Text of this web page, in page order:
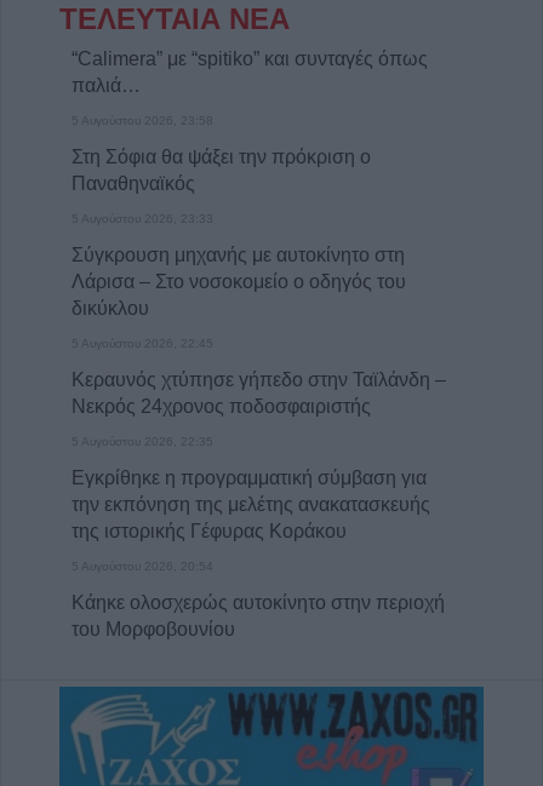
ΤΕΛΕΥΤΑΙΑ ΝΕΑ
“Calimera” με “spitiko” και συνταγές όπως
παλιά…
5 Αυγούστου 2026, 23:58
Στη Σόφια θα ψάξει την πρόκριση ο
Παναθηναϊκός
5 Αυγούστου 2026, 23:33
Σύγκρουση μηχανής με αυτοκίνητο στη
Λάρισα – Στο νοσοκομείο ο οδηγός του
δικύκλου
5 Αυγούστου 2026, 22:45
Κεραυνός χτύπησε γήπεδο στην Ταϊλάνδη –
Νεκρός 24χρονος ποδοσφαιριστής
5 Αυγούστου 2026, 22:35
Εγκρίθηκε η προγραμματική σύμβαση για
την εκπόνηση της μελέτης ανακατασκευής
της ιστορικής Γέφυρας Κοράκου
5 Αυγούστου 2026, 20:54
Κάηκε ολοσχερώς αυτοκίνητο στην περιοχή
του Μορφοβουνίου
Το Σάββατο 8 Αυγούστου το 40ήμερο
μνημόσυνο του Κωνσταντίνου
Αναγνωστόπουλου